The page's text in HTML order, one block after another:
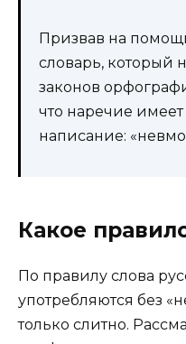
Призвав на
словарь, который
законов
что наречие
написание:
Какое
По правилу слова
употребляются без
только слитно.